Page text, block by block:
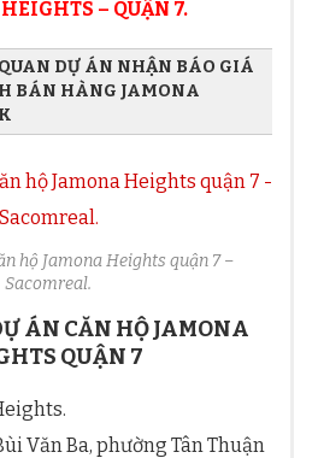
– QUẬN 7.
DỰ ÁN NHẬN BÁO GIÁ
BÁN HÀNG JAMONA
hộ Jamona Heights quận 7 –
Sacomreal.
ÁN CĂN HỘ JAMONA
QUẬN 7
Văn Ba, phường Tân Thuận